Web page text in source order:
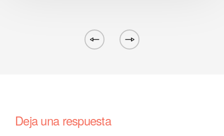
Deja una respuesta